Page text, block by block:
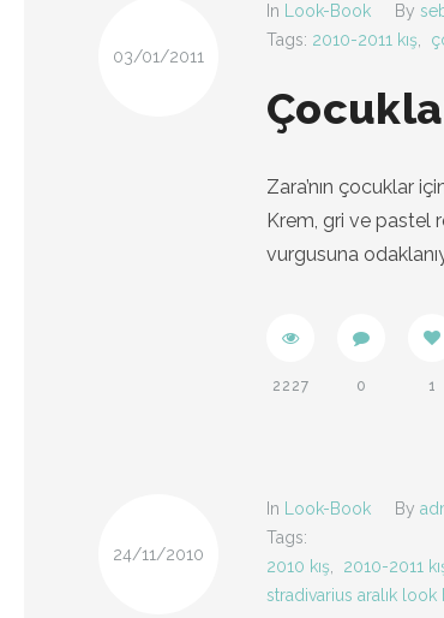
03/01/2011
In Look-Book By
Tags: 2010-2011 kış
Zara’nın çocuklar
Krem, gri ve pastel
vurgusuna
2227 0 1
24/11/2010
In Look-Book By
Tags:
2010 kış
2010-2011
stradivarius aralık